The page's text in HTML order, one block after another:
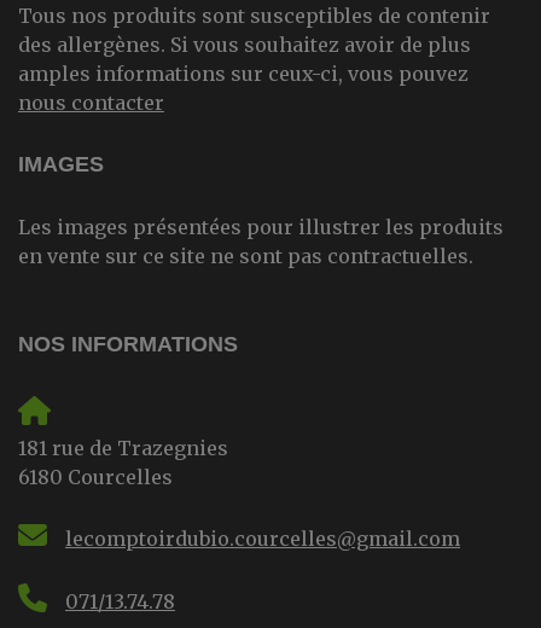
Tous nos produits sont susceptibles de contenir
des allergènes. Si vous souhaitez avoir de plus
amples informations sur ceux-ci, vous pouvez
nous contacter
IMAGES
Les images présentées pour illustrer les produits
en vente sur ce site ne sont pas contractuelles.
NOS INFORMATIONS
181 rue de Trazegnies
6180 Courcelles
lecomptoirdubio.courcelles@gmail.com
071/13.74.78